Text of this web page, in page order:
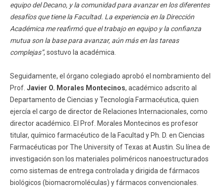
equipo del Decano, y la comunidad para avanzar en los diferentes
desafíos que tiene la Facultad. La experiencia en la Dirección
Académica me reafirmó que el trabajo en equipo y la confianza
mutua son la base para avanzar, aún más en las tareas
complejas”, sostuvo la académica.
Seguidamente, el órgano colegiado aprobó el nombramiento del
Prof. Javier O. Morales Montecinos, académico adscrito al
Departamento de Ciencias y Tecnología Farmacéutica, quien
ejercía el cargo de director de Relaciones Internacionales, como
director académico. El Prof. Morales Montecinos es profesor
titular, químico farmacéutico de la Facultad y Ph. D. en Ciencias
Farmacéuticas por The University of Texas at Austin. Su línea de
investigación son los materiales poliméricos nanoestructurados
como sistemas de entrega controlada y dirigida de fármacos
biológicos (biomacromoléculas) y fármacos convencionales.